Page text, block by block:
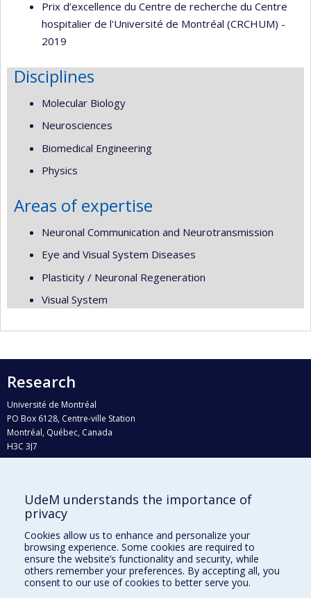
Prix d’excellence du Centre de recherche du Centre
hospitalier de l'Université de Montréal (CRCHUM) -
2019
Disciplines
Molecular Biology
Neurosciences
Biomedical Engineering
Physics
Areas of expertise
Neuronal Communication and Neurotransmission
Eye and Visual System Diseases
Plasticity / Neuronal Regeneration
Visual System
Research
Université de Montréal
PO Box 6128, Centre-ville Station
Montréal, Québec, Canada
H3C 3J7
Who does what?
Find us
Site map
Accessibility
UdeM understands the importance of
privacy
Cookies allow us to enhance and personalize your
browsing experience. Some cookies are required to
ensure the website’s functionality and security, while
others remember your preferences. By accepting all, you
consent to our use of cookies to better serve you.